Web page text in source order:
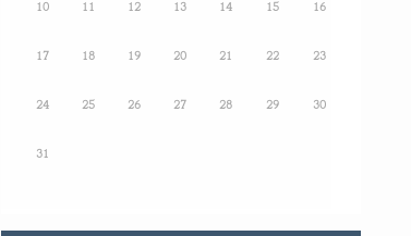
10 11 12 13 14 15 16
17 18 19 20 21 22 23
24 25 26 27 28 29 30
31